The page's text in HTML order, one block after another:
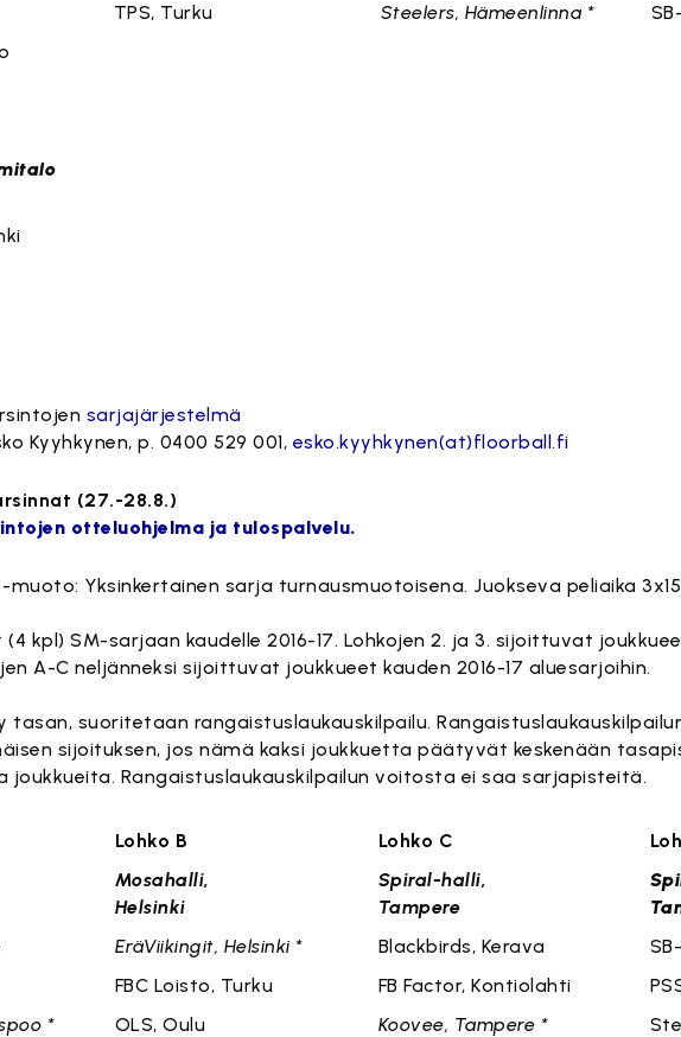
TPS, Turku Steelers, Hämeenlinna *
sarjajärjestelmä
Kyyhkynen, p. 0400 529 001, esko.kyyhkynen(at)floorball.fi
(27.-28.8.)
otteluohjelma ja tulospalvelu.
Yksinkertainen sarja turnausmuotoisena. Juokseva peliaika
kpl) SM-sarjaan kaudelle 2016-17. Lohkojen 2. ja 3. sijoittuvat
A-C neljänneksi sijoittuvat joukkueet kauden 2016-17 aluesarjoihin.
suoritetaan rangaistuslaukauskilpailu.
sijoituksen, jos nämä kaksi joukkuetta päätyvät keskenään
joukkueita. Rangaistuslaukauskilpailun voitosta ei saa sarjapisteitä.
A Lohko B Lohko C
Mosahalli,
Helsinki
Spiral-halli,
Tampere
EräViikingit, Helsinki * Blackbirds, Kerava
FBC Loisto, Turku FB Factor, Kontiolahti
*
OLS, Oulu Koovee, Tampere *